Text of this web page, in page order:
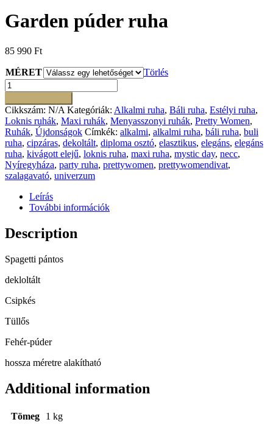
Garden púder ruha
85 990 Ft
MÉRET
Törlés
Garden
púder
ruha
mennyiség
Cikkszám: N/A Kategóriák: Alkalmi ruha, Báli ruha, Estélyi ruha,
Loknis ruhák, Maxi ruhák, Menyasszonyi ruhák, Pretty Women,
Ruhák, Újdonságok Címkék: alkalmi, alkalmi ruha, báli ruha, buli
ruha, cipzáras, dekoltált, diploma osztó, elasztikus, elegáns, elegáns
ruha, kivágott elejű, loknis ruha, maxi ruha, mystic day, necc,
Nyíregyháza, party ruha, prettywomen, prettywomendivat,
szalagavató, univerzum
Leírás
További információk
Description
Spagetti pántos
dekloltált
Csipkés
Tüllős
Fehér-púder
hossza méretre alakítható
Additional information
Tömeg 1 kg